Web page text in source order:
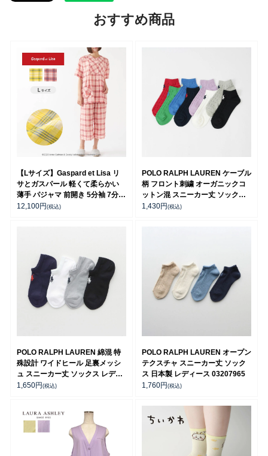
おすすめ商品
【Lサイズ】Gaspard et Lisa リ
サとガスパール 軽くて柔らかい
薄手 パジャマ 前開き 5分袖 7分丈
パンツ 2人のサマープラン柄 レデ
12,100円(税込)
POLO RALPH LAUREN ケーブル
柄 フロント刺繍 オーガニックコ
ットン混 スニーカー丈 ソックス
レディース 03207868
1,430円(税込)
POLO RALPH LAUREN 綿混 特
殊設計 ワイドヒール 足裏メッシ
ュ スニーカー丈 ソックス レディ
ース 03207993
1,650円(税込)
POLO RALPH LAUREN オープン
テクスチャ スニーカー丈 ソック
ス 日本製 レディース 03207965
1,760円(税込)